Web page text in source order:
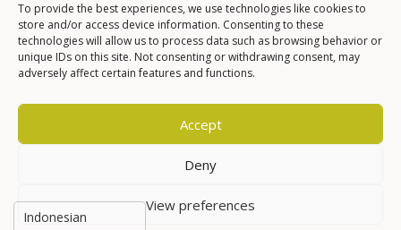
To provide the best experiences, we use technologies like cookies to
store and/or access device information. Consenting to these
technologies will allow us to process data such as browsing behavior or
unique IDs on this site. Not consenting or withdrawing consent, may
adversely affect certain features and functions.
Accept
Deny
View preferences
Hak Cipta © Newkarma
Privacy Policy & Terms of Service
Indeks Berita